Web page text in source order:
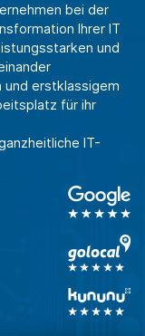
bei der
Ihrer IT
und
erstklassigem
für ihr
IT-